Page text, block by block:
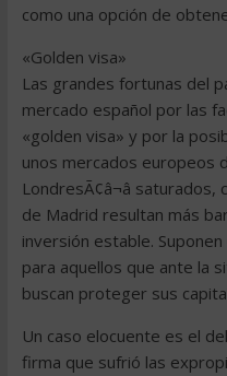
como una opción de
«Golden visa»
Las grandes fortunas del
mercado español por las
«golden visa» y por la
unos mercados europeos
LondresÃ¢â¬â
de Madrid resultan más
inversión estable.
para aquellos que ante la
buscan proteger sus
Un caso elocuente es el
firma que sufrió las